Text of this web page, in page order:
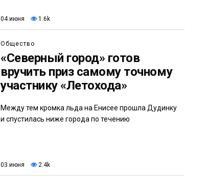
04 июня 1.6k
Общество
«Северный город» готов
вручить приз самому точному
участнику «Летохода»
Между тем кромка льда на Енисее прошла Дудинку
и спустилась ниже города по течению
03 июня 2.4k